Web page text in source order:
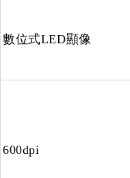
數位式LED顯像
600dpi